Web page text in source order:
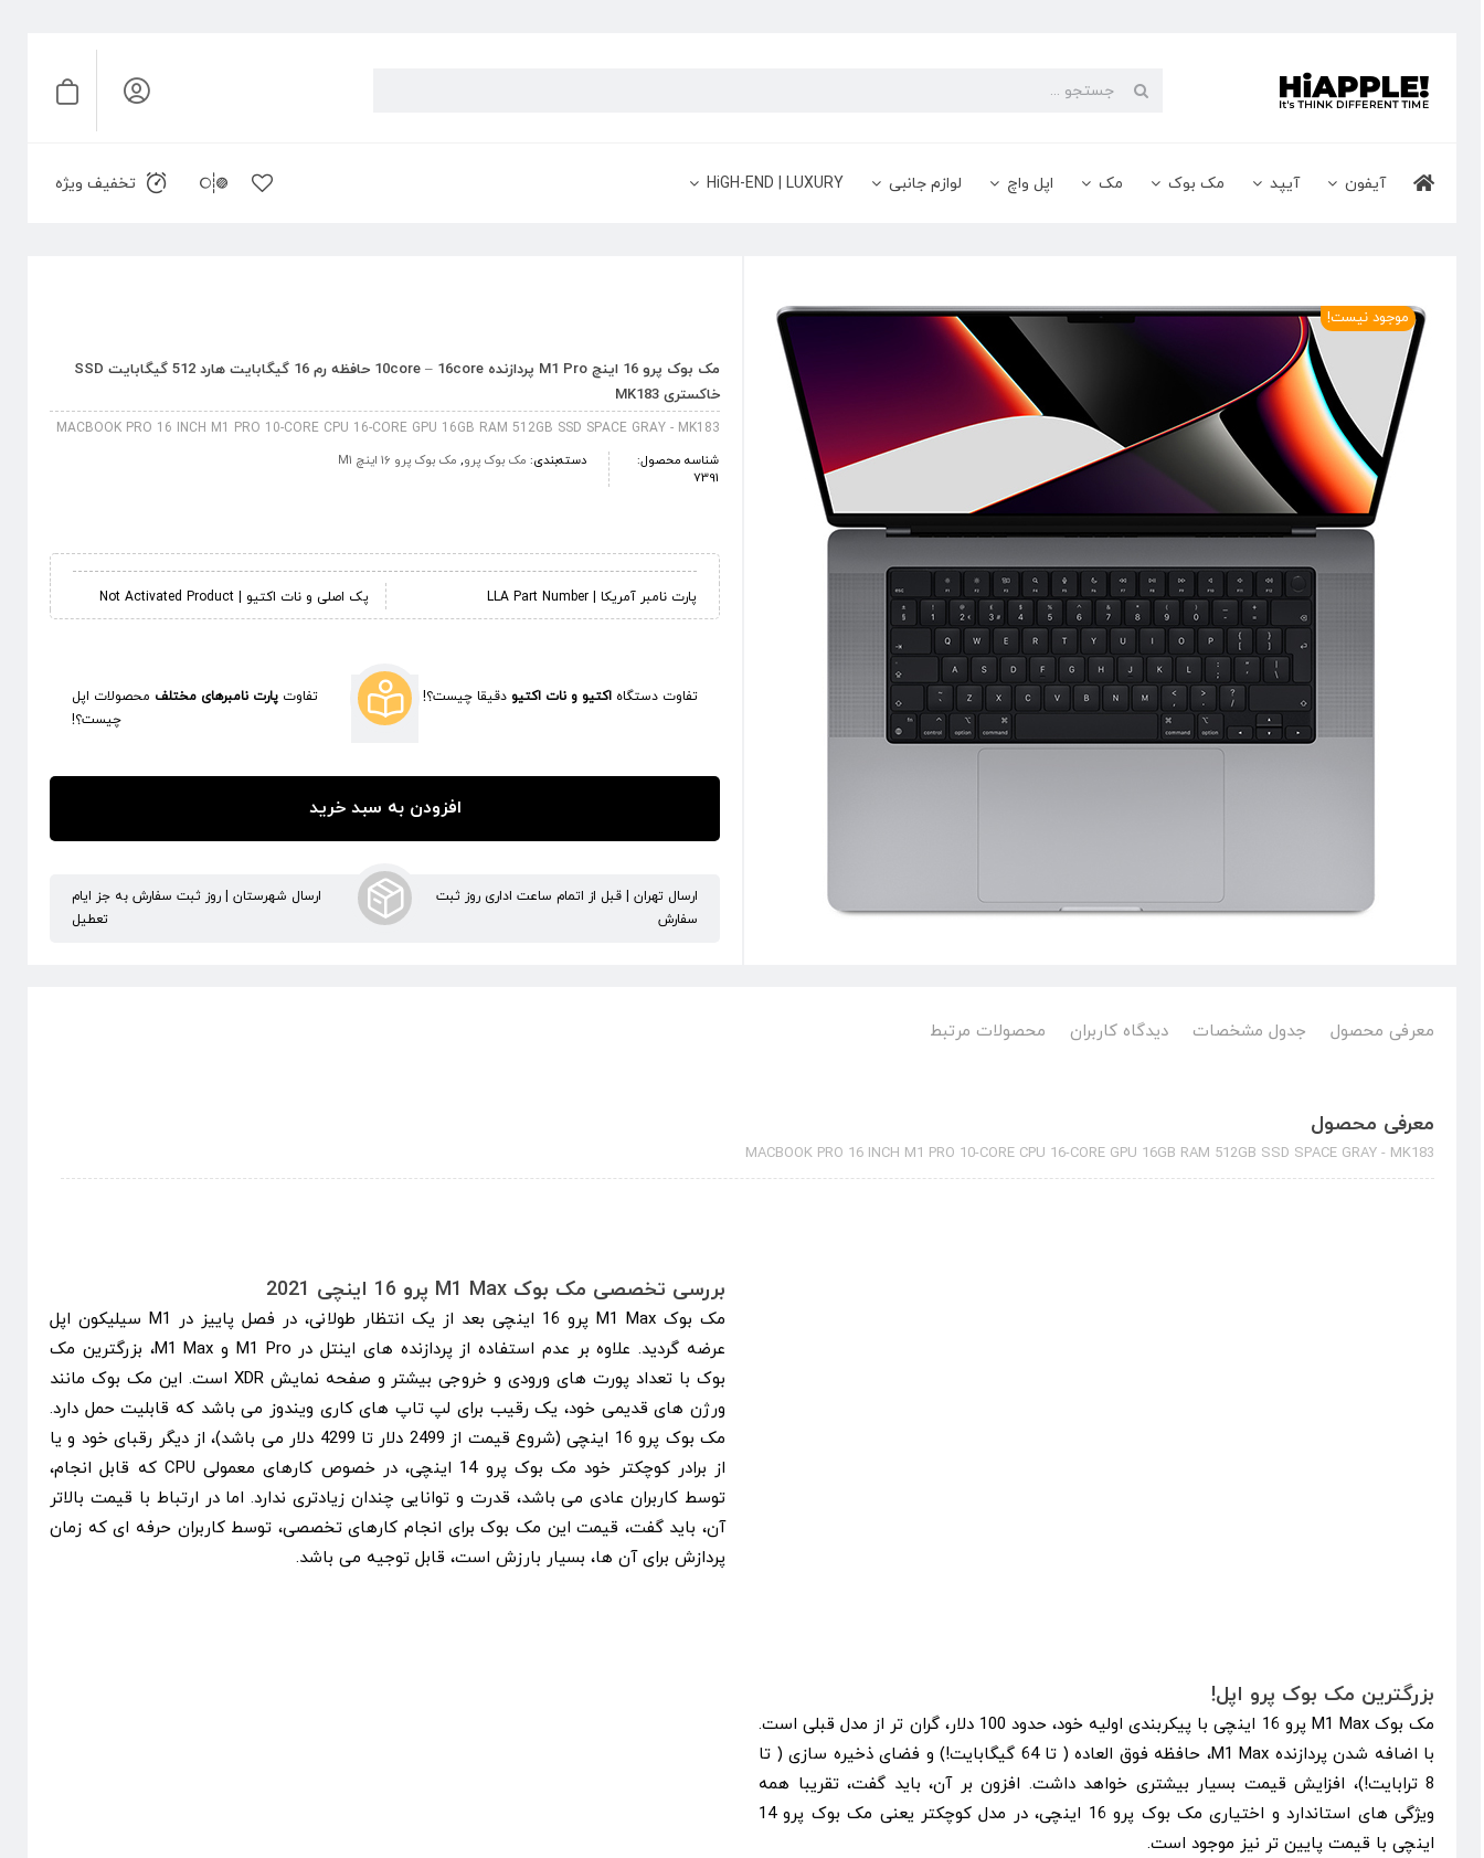
content
جستجو
آیفون آیپد مک بوک مک اپل واچ لوازم جانبی HiGH-END | LUXURY تخفیف ویژه
موجود نیست!
مک بوک پرو 16 اینچ M1 Pro پردازنده 10core – 16core حافظه رم 16 گیگابایت هارد 512 گیگابایت SSD
خاکستری MK183
MACBOOK PRO 16 INCH M1 PRO 10-CORE CPU 16-CORE GPU 16GB RAM 512GB SSD SPACE GRAY - MK183
شناسه محصول:
7391
دسته‌بندی: مک بوک پرو, مک بوک پرو 16 اینچ M1
پارت نامبر آمریکا | LLA Part Number پک اصلی و نات اکتیو | Not Activated Product
تفاوت دستگاه اکتیو و نات اکتیو دقیقا چیست؟! تفاوت پارت نامبرهای مختلف محصولات اپل
چیست؟!
افزودن به سبد خرید
ارسال تهران | قبل از اتمام ساعت اداری روز ثبت
سفارش
ارسال شهرستان | روز ثبت سفارش به جز ایام
تعطیل
معرفی محصول جدول مشخصات دیدگاه کاربران محصولات مرتبط
معرفی محصول
MACBOOK PRO 16 INCH M1 PRO 10-CORE CPU 16-CORE GPU 16GB RAM 512GB SSD SPACE GRAY - MK183
بررسی تخصصی مک بوک M1 Max پرو 16 اینچی 2021
مک بوک M1 Max پرو 16 اینچی بعد از یک انتظار طولانی، در فصل پاییز در M1 سیلیکون اپل
عرضه گردید. علاوه بر عدم استفاده از پردازنده های اینتل در M1 Pro و M1 Max، بزرگترین مک
بوک با تعداد پورت های ورودی و خروجی بیشتر و صفحه نمایش XDR است. این مک بوک مانند
ورژن های قدیمی خود، یک رقیب برای لپ تاپ های کاری ویندوز می باشد که قابلیت حمل دارد.
مک بوک پرو 16 اینچی (شروع قیمت از 2499 دلار تا 4299 دلار می باشد)، از دیگر رقبای خود و یا
از برادر کوچکتر خود مک بوک پرو 14 اینچی، در خصوص کارهای معمولی CPU که قابل انجام،
توسط کاربران عادی می باشد، قدرت و توانایی چندان زیادتری ندارد. اما در ارتباط با قیمت بالاتر
آن، باید گفت، قیمت این مک بوک برای انجام کارهای تخصصی، توسط کاربران حرفه ای که زمان
پردازش برای آن ها، بسیار بارزش است، قابل توجیه می باشد.
بزرگترین مک بوک پرو اپل!
مک بوک M1 Max پرو 16 اینچی با پیکربندی اولیه خود، حدود 100 دلار، گران تر از مدل قبلی است.
با اضافه شدن پردازنده M1 Max، حافظه فوق العاده ( تا 64 گیگابایت!) و فضای ذخیره سازی ( تا
8 ترابایت!)، افزایش قیمت بسیار بیشتری خواهد داشت. افزون بر آن، باید گفت، تقریبا همه
ویژگی های استاندارد و اختیاری مک بوک پرو 16 اینچی، در مدل کوچکتر یعنی مک بوک پرو 14
اینچی با قیمت پایین تر نیز موجود است.